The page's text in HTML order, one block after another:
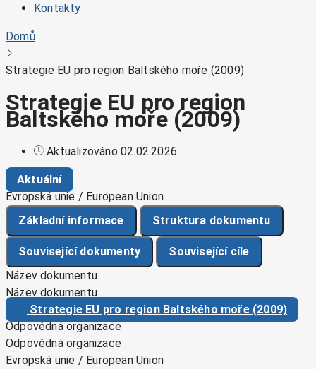
Kontakty
Domů
Strategie EU pro region Baltského moře (2009)
Strategie EU pro region
Baltského moře (2009)
Aktualizováno 02.02.2026
Aktuální
Evropská unie / European Union
Základní informace
Struktura dokumentu
Související dokumenty
Související cíle
Název dokumentu
Název dokumentu
Strategie EU pro region Baltského moře (2009)
Odpovědná organizace
Odpovědná organizace
Evropská unie / European Union